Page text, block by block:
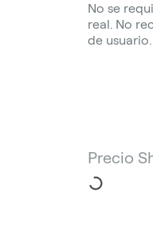
No se
real. No
de
Precio